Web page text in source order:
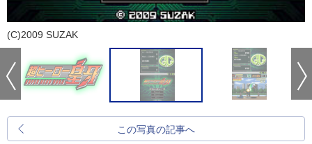
(C)2009 SUZAK
この写真の記事へ